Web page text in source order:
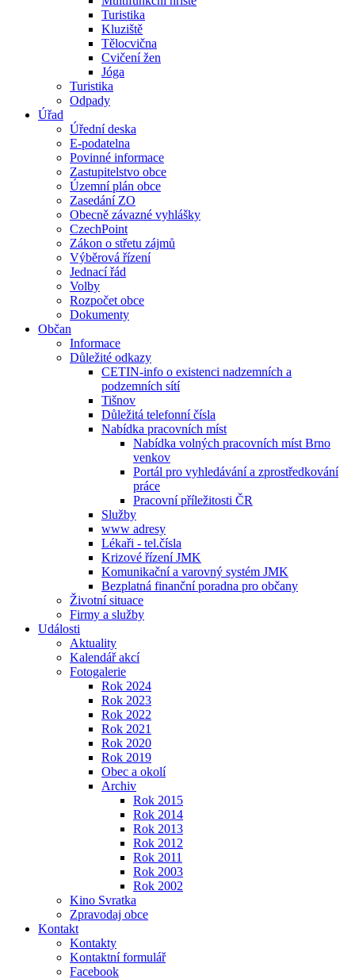
Turistika
Kluziště
Tělocvična
Cvičení žen
Jóga
Turistika
Odpady
Úřad
Úřední deska
E-podatelna
Povinné informace
Zastupitelstvo obce
Územní plán obce
Zasedání ZO
Obecně závazné vyhlášky
CzechPoint
Zákon o střetu zájmů
Výběrová řízení
Jednací řád
Volby
Rozpočet obce
Dokumenty
Občan
Informace
Důležité odkazy
CETIN-info o existenci nadzemních a
podzemních sítí
Tišnov
Důležitá telefonní čísla
Nabídka pracovních míst
Nabídka volných pracovních míst Brno
venkov
Portál pro vyhledávání a zprostředkování
práce
Pracovní příležitosti ČR
Služby
www adresy
Lékaři - tel.čísla
Krizové řízení JMK
Komunikační a varovný systém JMK
Bezplatná finanční poradna pro občany
Životní situace
Firmy a služby
Události
Aktuality
Kalendář akcí
Fotogalerie
Rok 2024
Rok 2023
Rok 2022
Rok 2021
Rok 2020
Rok 2019
Obec a okolí
Archiv
Rok 2015
Rok 2014
Rok 2013
Rok 2012
Rok 2011
Rok 2003
Rok 2002
Kino Svratka
Zpravodaj obce
Kontakt
Kontakty
Kontaktní formulář
Facebook